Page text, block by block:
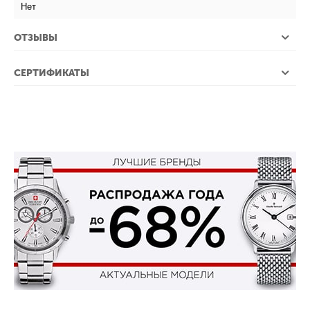
Нет
ОТЗЫВЫ
СЕРТИФИКАТЫ